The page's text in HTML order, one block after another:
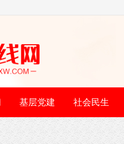
基层党建 社会民生